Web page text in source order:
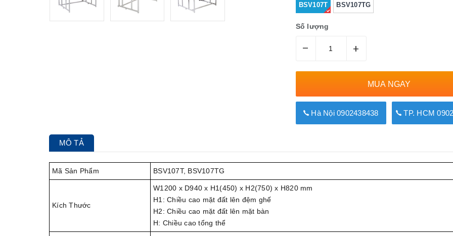
BSV107T BSV107TG
Số lượng
– +
MUA NGAY
Hà Nội 0902438438 TP. HCM
MÔ TẢ
Mã Sản Phẩm BSV107T, BSV107TG
Kích Thước
W1200 x D940 x H1(450) x H2(750) x H820 mm
H1: Chiều cao mặt đất lên đệm ghế
H2: Chiều cao mặt đất lên mặt bàn
H: Chiều cao tổng thể